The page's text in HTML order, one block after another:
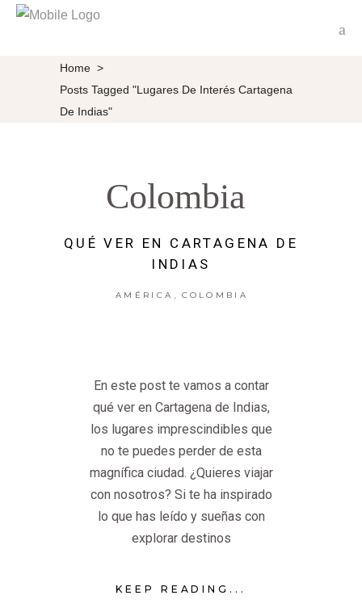
Home >
Posts Tagged "lugares De Interés Cartagena
De Indias"
Colombia
QUÉ VER EN CARTAGENA DE
INDIAS
AMÉRICA COLOMBIA
En este post te vamos a contar
qué ver en Cartagena de Indias,
los lugares imprescindibles que
no te puedes perder de esta
magnífica ciudad. ¿Quieres viajar
con nosotros? Si te ha inspirado
lo que has leído y sueñas con
explorar destinos
KEEP READING...